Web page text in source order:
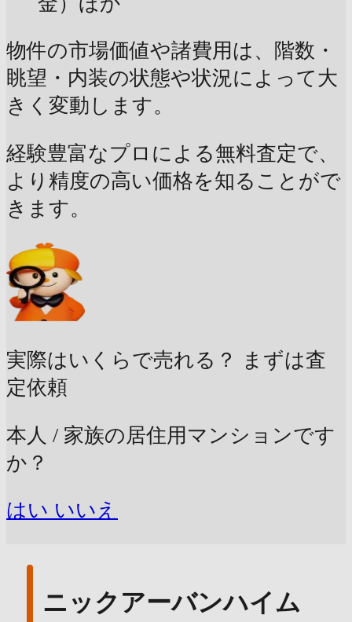
物件の市場価値や諸費用は、階数・
眺望・内装の状態や状況によって大
きく変動します。
経験豊富なプロによる無料査定で、
より精度の高い価格を知ることがで
きます。
実際はいくらで売れる？
まずは査
定依頼
本人 / 家族の居住用マンションです
か？
はい いいえ
ニックアーバンハイム